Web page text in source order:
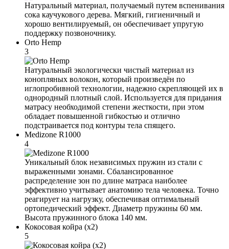
Натуральный материал, получаемый путем вспенивания
сока каучукового дерева. Мягкий, гигиеничный и
хорошо вентилируемый, он обеспечивает упругую
поддержку позвоночнику.
Orto Hemp
3
Натуральный экологически чистый материал из
конопляных волокон, который произведён по
иглопробивной технологии, надежно скрепляющей их в
однородный плотный слой. Используется для придания
матрасу необходимой степени жесткости, при этом
обладает повышенной гибкостью и отлично
подстраивается под контуры тела спящего.
Medizone R1000
4
Уникальный блок независимых пружин из стали с
выраженными зонами. Сбалансированное
распределение зон по длине матраса наиболее
эффективно учитывает анатомию тела человека. Точно
реагирует на нагрузку, обеспечивая оптимальный
ортопедический эффект. Диаметр пружины 60 мм.
Высота пружинного блока 140 мм.
Кокосовая койра (x2)
5